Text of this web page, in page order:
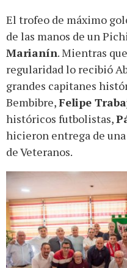
El trofeo de máximo
de las manos de un
Marianín. Mientras
regularidad lo recibió
grandes capitanes
Bembibre,Felipe
históricos futbolistas,
hicieron entrega de
de Veteranos.